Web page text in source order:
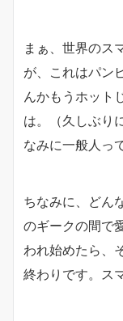
まぁ、世界のス
が、これはパン
んかもうホット
は。（久しぶり
なみに一般人っ
ちなみに、どん
のギークの間で
われ始めたら、
終わりです。ス